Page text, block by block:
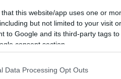
that this website/app uses one or
but not limited to your visit
to Google and its third-party tags
consent section.
Data Processing Opt Outs
tittar på skräckfilm.